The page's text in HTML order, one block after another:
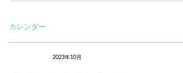
カレンダー
2023年10月